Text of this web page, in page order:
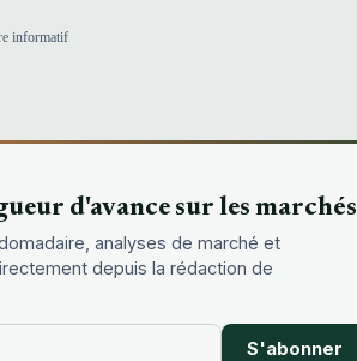
informatif
d'avance sur les marchés
analyses de marché et
depuis la rédaction de
S'abonner